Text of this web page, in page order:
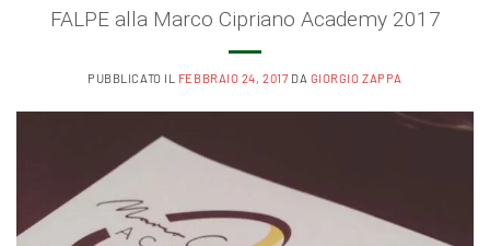
FALPE alla Marco Cipriano Academy 2017
PUBBLICATO IL FEBBRAIO 24, 2017 DA GIORGIO ZAPPA